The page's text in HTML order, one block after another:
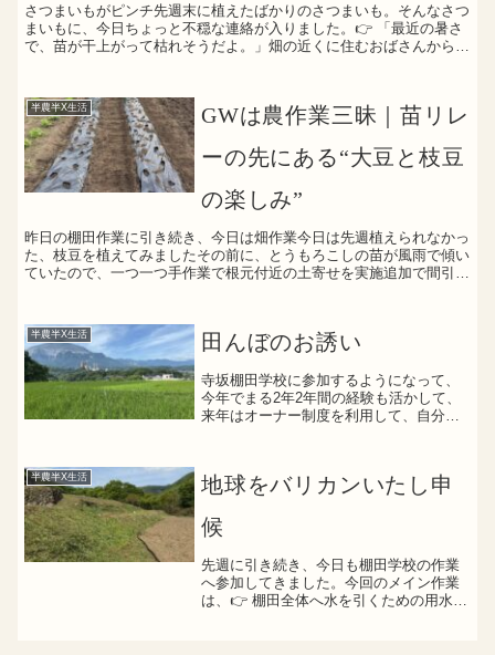
さつまいもがピンチ先週末に植えたばかりのさつまいも。そんなさつ
まいもに、今日ちょっと不穏な連絡が入りました。👉 「最近の暑さ
で、苗が干上がって枯れそうだよ。」畑の近くに住むおばさんからの
半農半X生活
GWは農作業三昧｜苗リレ
ーの先にある“大豆と枝豆
の楽しみ”
昨日の棚田作業に引き続き、今日は畑作業今日は先週植えられなかっ
た、枝豆を植えてみましたその前に、とうもろこしの苗が風雨で傾い
ていたので、一つ一つ手作業で根元付近の土寄せを実施追加で間引き
半農半X生活 田んぼのお誘い
寺坂棚田学校に参加するようになって、
今年でまる2年2年間の経験も活かして、
来年はオーナー制度を利用して、自分の
ましたが、期待半分、諦...
半農半X生活
地球をバリカンいたし申
候
先週に引き続き、今日も棚田学校の作業
へ参加してきました。今回のメイン作業
は、👉 棚田全体へ水を引くための用水路